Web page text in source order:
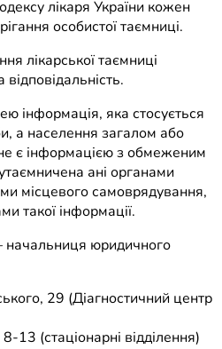
лікаря України кожен
особистої таємниці.
лікарської таємниці
інформація, яка стосується
а населення загалом або
є інформацією з обмеженим
ані органами
місцевого самоврядування,
такої інформації.
юридичного
29 (Діагностичний центр
(стаціонарні відділення)